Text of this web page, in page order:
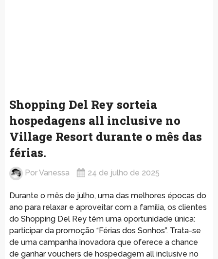
Shopping Del Rey sorteia
hospedagens all inclusive no
Village Resort durante o mês das
férias.
PorVanessa 24 de julho de 2025
Durante o mês de julho, uma das melhores épocas do
ano para relaxar e aproveitar com a família, os clientes
do Shopping Del Rey têm uma oportunidade única:
participar da promoção “Férias dos Sonhos”. Trata-se
de uma campanha inovadora que oferece a chance
de ganhar vouchers de hospedagem all inclusive no